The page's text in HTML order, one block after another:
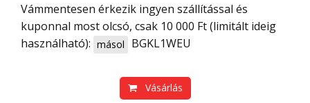
Vámmentesen érkezik ingyen szállítással és
kuponnal most olcsó, csak 10 000 Ft (limitált ideig
használható): másol BGKL1WEU
Vásárlás